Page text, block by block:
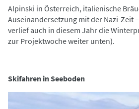
Alpinski in Österreich, italienische
Auseinandersetzung mit der Nazi-Zeit
verlief auch in diesem Jahr die
zur Projektwoche weiter unten).
Skifahren in Seeboden